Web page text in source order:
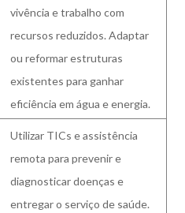
vivência e trabalho com
recursos reduzidos. Adaptar
ou reformar estruturas
existentes para ganhar
eficiência em água e energia.
Utilizar TICs e assistência
remota para prevenir e
diagnosticar doenças e
entregar o serviço de saúde.